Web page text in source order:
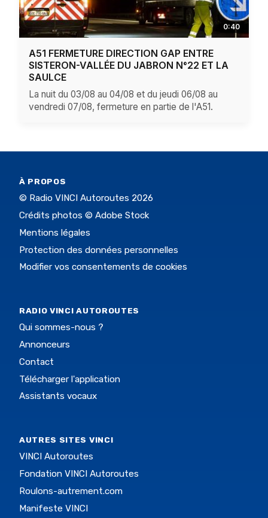
0:40
A51 FERMETURE DIRECTION GAP ENTRE
SISTERON-VALLÉE DU JABRON N°22 ET LA
SAULCE
La nuit du 03/08 au 04/08 et du jeudi 06/08 au
vendredi 07/08, fermeture en partie de l'A51.
À PROPOS
© Radio VINCI Autoroutes 2026
Crédits photos © Adobe Stock
Mentions légales
Protection des données personnelles
Modifier vos consentements de cookies
RADIO VINCI AUTOROUTES
Qui sommes-nous ?
Annonceurs
Contact
Télécharger l'application
Assistants vocaux
AUTRES SITES VINCI
VINCI Autoroutes
Fondation VINCI Autoroutes
Roulons-autrement.com
Manifeste VINCI